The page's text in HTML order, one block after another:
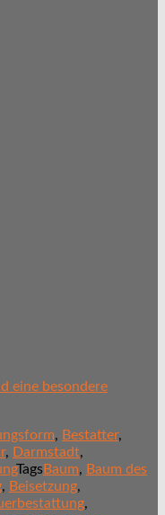
eine besondere
, Bestatter,
, Darmstadt,
TagsBaum, Baum des
, Beisetzung,
,